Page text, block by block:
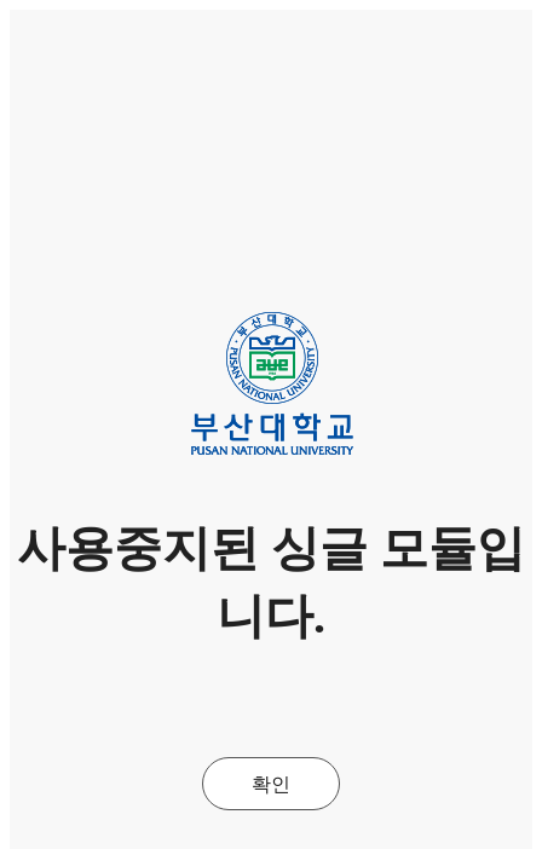
사용중지된 싱글 모듈입
니다.